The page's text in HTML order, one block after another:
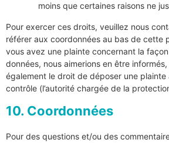
moins que certaines raisons ne
Pour exercer ces droits, veuillez nous
référer aux coordonnées au bas de cette
vous avez une plainte concernant la
données, nous aimerions en être
également le droit de déposer une plainte
contrôle (l’autorité chargée de la
10. Coordonnées
Pour des questions et/ou des